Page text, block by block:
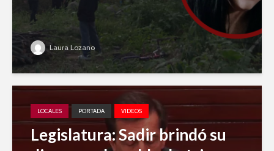
Laura Lozano
LOCALES PORTADA VIDEOS
Legislatura: Sadir brindó su